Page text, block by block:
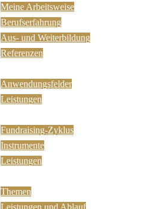
Meine Arbeitsweise
Berufserfahrung
Aus- und Weiterbildung
Referenzen
Anwendungsfelder
Leistungen
Fundraising-Zyklus
Instrumente
Leistungen
Themen